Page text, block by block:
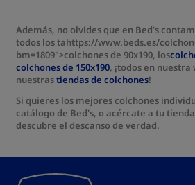
Además, no olvides que en Bed’s
todos los tahttps://www.beds.es/
bm=1809">colchones de 90x190, los
colchones de 150x190, ¡todos en
nuestrastiendas de colchones!
Si quieres los mejores colchones
catálogo de Bed's, o acércate a tu
descubre el descanso de verdad.